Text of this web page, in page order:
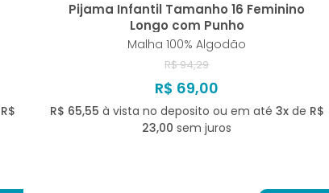
R$
Pijama Infantil Tamanho 16 Feminino
Longo com Punho
Malha 100% Algodão
R$ 94,29
R$ 69,00
R$ 65,55 à vista no deposito ou em até 3xde R$
23,00 sem juros